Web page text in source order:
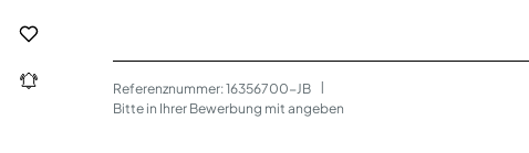
Referenznummer: 16356700-JB
Bitte in Ihrer Bewerbung mit angeben